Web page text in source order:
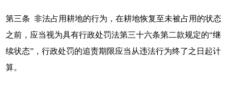
第三条 非法占用耕地的行为，在耕地恢复至未被占用的状态
之前，应当视为具有行政处罚法第三十六条第二款规定的“继
续状态”，行政处罚的追责期限应当从违法行为终了之日起计
算。